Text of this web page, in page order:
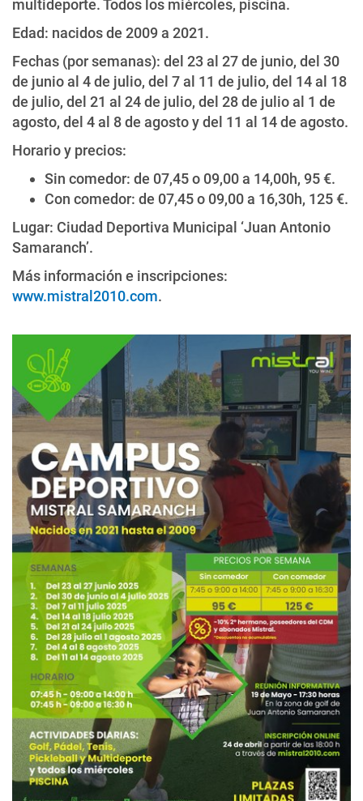
multideporte. Todos los miércoles, piscina.
Edad: nacidos de 2009 a 2021.
Fechas (por semanas): del 23 al 27 de junio, del 30
de junio al 4 de julio, del 7 al 11 de julio, del 14 al 18
de julio, del 21 al 24 de julio, del 28 de julio al 1 de
agosto, del 4 al 8 de agosto y del 11 al 14 de agosto.
Horario y precios:
Sin comedor: de 07,45 o 09,00 a 14,00h, 95 €.
Con comedor: de 07,45 o 09,00 a 16,30h, 125 €.
Lugar: Ciudad Deportiva Municipal ‘Juan Antonio
Samaranch’.
Más información e inscripciones:
www.mistral2010.com.